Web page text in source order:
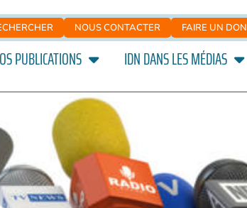
NOUS CONTACTER FAIRE UN DON
PUBLICATIONS IDN DANS LES MÉDIAS